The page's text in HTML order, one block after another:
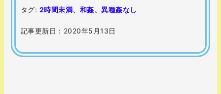
タグ: 2時間未満、 和姦、異種姦なし
記事更新日：2020年5月13日